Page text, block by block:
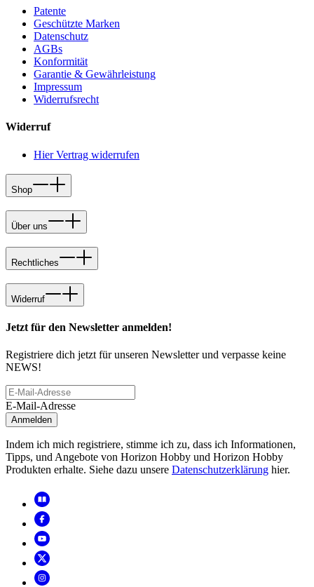
Patente
Geschützte Marken
Datenschutz
AGBs
Konformität
Garantie & Gewährleistung
Impressum
Widerrufsrecht
Widerruf
Hier Vertrag widerrufen
Shop
Über uns
Rechtliches
Widerruf
Jetzt für den Newsletter anmelden!
Registriere dich jetzt für unseren Newsletter und verpasse keine
NEWS!
E-Mail-Adresse
Anmelden
Indem ich mich registriere, stimme ich zu, dass ich Informationen,
Tipps, und Angebote von Horizon Hobby und Horizon Hobby
Produkten erhalte. Siehe dazu unsere Datenschutzerklärung hier.